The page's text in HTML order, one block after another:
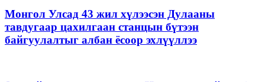
Монгол Улсад 43 жил хүлээсэн Дулааны
тавдугаар цахилгаан станцын бүтээн
байгуулалтыг албан ёсоор эхлүүллээ